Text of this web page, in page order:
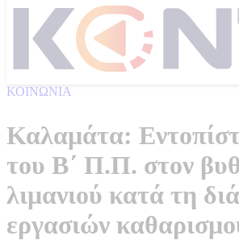
ΚΟΙΝΩΝΙΑ
Καλαμάτα:
του Β΄ Π.Π. στον
λιμανιού κατά τη
εργασιών